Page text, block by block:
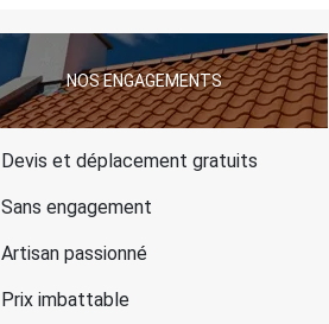
NOS ENGAGEMENTS
Devis et déplacement gratuits
Sans engagement
Artisan passionné
Prix imbattable